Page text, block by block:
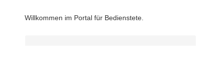
Willkommen im Portal für Bedienstete.